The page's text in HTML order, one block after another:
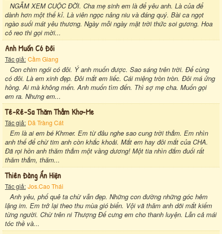
NGẪM XEM CUỘC ĐỜI. Cha mẹ sinh em là để yêu anh. Là của để
dành hơn một thế kỉ. Là viên ngọc nâng niu và đáng quý. Bài ca ngọt
ngào suối mát yêu thương. Ngày mỗi ngày mặt trời thức soi gương. Hoa
cỏ reo thi gọi mời...
Anh Muốn Có Đôi
Tác giả: Cầm Giang
Con chim ngói có đôi. Ý anh muốn được. Sao sáng trên trời. Để cùng
có đôi. Là em xinh đẹp. Đôi mắt em liếc. Cái miệng tròn tròn. Đôi má ửng
hồng. Ai mà không mến. Anh muốn tìm đến. Thì sợ mẹ cha. Muốn gọi
em ra. Nhưng em...
Tê-Rê-Sa Thăm Thẳm Khơ-Me
Tác giả: Dã Tràng Cát
Em là ai em bé Khmer. Em từ đâu nghe sao cung trời thẳm. Em nhìn
anh thế để chừ tim anh còn khắc khoải. Mắt em hay đôi mắt của CHA.
Đã rọi hồn anh thăm thẳm một vầng dương! Một tia nhìn đắm đuối rất
thăm thẳm, thăm...
Thiên Đàng Ẩn Hiện
Tác giả: Jos.Cao Thái
Anh yêu, phố quê ta chừ vẫn đẹp. Những con đường những góc hẻm
lặng im. Em trở lại theo thu mùa gió biển. Vội vã thăm anh dõi mắt kiếm
từng người. Chừ trên ni Thượng Đế cưng em cho thanh luyện. Lẫn cả mái
tóc thề và...